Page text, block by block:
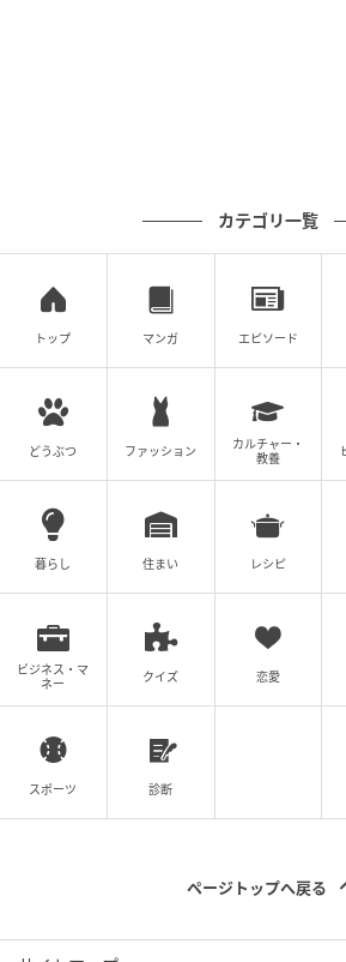
このタイプの人は、愛嬌があり、そ
ろで努力ができる性格をしている
ういうところを上司に買われてい
努力が表に見えにくいため、同僚
あなたの見えない努力が伝われば
わるはずです。今は誤解されてい
が、それはあなたに関しての情報
だと言えます。少し雑談を取り入れ
ことで、親しみやすさが伝わり、
あることが同僚にも伝わるはずです
提供するものであり、医学的・心
示すものではありません。
心の専門家。知っているようで知
自分の心の中を少しのぞいてみま
カテゴリ一覧
トップ マンガ エピソード
どうぶつ ファッション
カルチャー・
教養
暮らし 住まい レシピ
ビジネス・マ
ネー
クイズ 恋愛
スポーツ 診断
ページトップへ戻る